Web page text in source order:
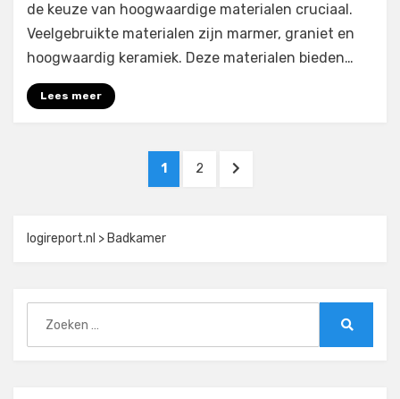
de keuze van hoogwaardige materialen cruciaal.
Veelgebruikte materialen zijn marmer, graniet en
hoogwaardig keramiek. Deze materialen bieden…
Lees meer
PAGINA
1 PAGINA
2
VOLGENDE
logireport.nl > Badkamer
naar: